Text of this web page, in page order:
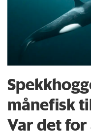
månefisk
Var det for